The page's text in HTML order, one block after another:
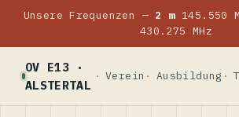
Unsere Frequenzen — 2 m145.550
430.275 MHz
OV E13 ·
ALSTERTAL
Verein Ausbildung